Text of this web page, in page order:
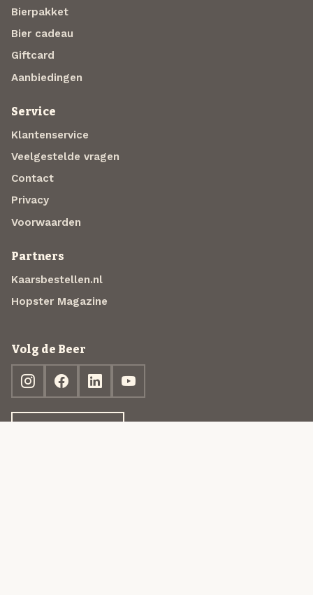
Bierpakket
Bier cadeau
Giftcard
Aanbiedingen
Service
Klantenservice
Veelgestelde vragen
Contact
Privacy
Voorwaarden
Partners
Kaarsbestellen.nl
Hopster Magazine
Volg de Beer